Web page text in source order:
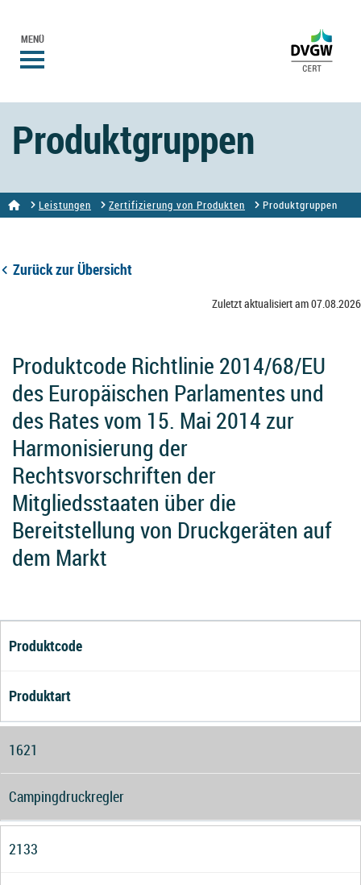
MENÜ
Produktgruppen
Leistungen Zertifizierung von Produkten Produktgruppen
Zurück zur Übersicht
Zuletzt aktualisiert am 07.08.2026
Produktcode Richtlinie 2014/68/EU
des Europäischen Parlamentes und
des Rates vom 15. Mai 2014 zur
Harmonisierung der
Rechtsvorschriften der
Mitgliedsstaaten über die
Bereitstellung von Druckgeräten auf
dem Markt
Produktcode
Produktart
1621
Campingdruckregler
2133